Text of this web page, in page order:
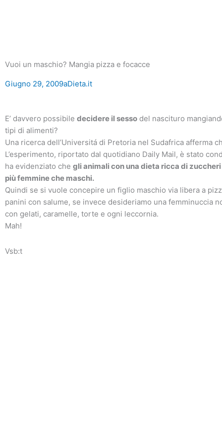
Vuoi un maschio? Mangia pizza e focacce
Giugno 29, 2009aDieta.it
E’ davvero possibile decidere il sesso del nascituro
tipi di alimenti?
Una ricerca dell’Universitá di Pretoria nel Sudafrica afferma
L’esperimento, riportato dal quotidiano Daily Mail, è stato
ha evidenziato che gli animali con una dieta ricca di
più femmine che maschi.
Quindi se si vuole concepire un figlio maschio via libera a
panini con salume, se invece desideriamo una femminuccia
con gelati, caramelle, torte e ogni leccornia.
Mah!
Vsb:t